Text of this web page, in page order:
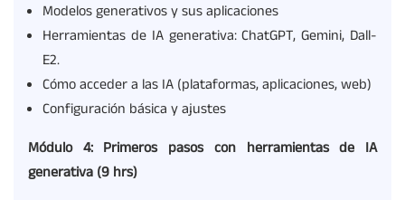
Modelos generativos y sus aplicaciones
Herramientas de IA generativa: ChatGPT, Gemini, Dall-
E2.
Cómo acceder a las IA (plataformas, aplicaciones, web)
Configuración básica y ajustes
Módulo 4: Primeros pasos con herramientasde IA
generativa(9hrs)